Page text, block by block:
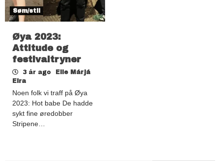
Søm/stil
Øya 2023:
Attitude og
festivaltryner
3 år ago
Elle Márjá
Eira
Noen folk vi traff på Øya
2023: Hot babe De hadde
sykt fine øredobber
Stripene…